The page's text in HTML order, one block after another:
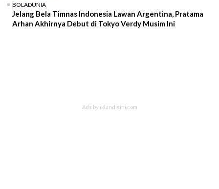
BOLADUNIA
Jelang Bela Timnas Indonesia Lawan Argentina, Pratama
Arhan Akhirnya Debut di Tokyo Verdy Musim Ini